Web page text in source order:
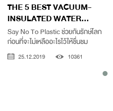
THE 5 BEST VACUUM-
INSULATED WATER...
Say No To Plastic ช่วยกันรักษ์โลก
ก่อนที่จะไม่เหลืออะไรไว้ให้ชื่นชม
25.12.2019 10361